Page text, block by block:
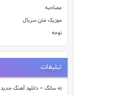
مصاحبه
موزیک متن سریال
نوحه
تبلیغات
ته سانگ – دانلود آهنگ جدید